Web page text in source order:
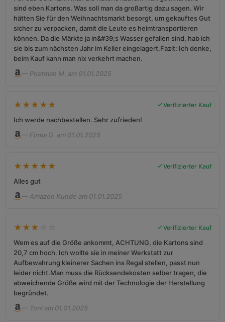
sind eben Kartons. Was soll man da großartig dazu sagen. Wir
hätten Sie für den Weihnachtsmarkt besorgt, um gekauftes Gut
sicher zu verpacken, damit die Leute es heimtransportieren
können. Da die Märkte ja in&#39;s Wasser gefallen sind, hab ich
sie bis zum nächsten Jahr im Keller eingelagert.Fazit: Ich denke,
beim Kauf kann man nix verkehrt machen.
— Postman M. am 01.01.2025
★ ★ ★ ★ ★ Verifizierter Kauf
Ich werde nachbestellen. Sehr zufrieden!
— Firma G. am 01.01.2025
★ ★ ★ ★ ★ Verifizierter Kauf
Alles gut
— Amazon Kunde am 01.01.2025
★ ★ ★ Verifizierter Kauf
Wem es auf die Größe ankommt, ACHTUNG, die Kartons sind
20,7 cm hoch. Ich wollte sie in meiner Werkstatt zur
Aufbewahrung kleinerer Sachen ins Regal stellen, passt nun
leider nicht.Man muss die Rücksendekosten selber tragen, die
abweichende Größe wird mit der Technologie der Herstellung
begründet.
— Toni am 01.01.2025